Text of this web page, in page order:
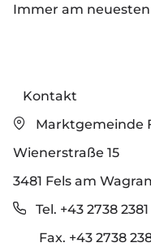
Immer am
Kontakt
Marktgemeinde
Wienerstraße 15
3481 Fels am
Tel. +43 2738 2381
Fax. +43 2738